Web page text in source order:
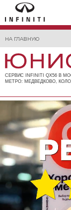
НА ГЛАВНУЮ
СЕРВИС INFINITI QX56 В
МЕТРО: МЕДВЕДКОВО,